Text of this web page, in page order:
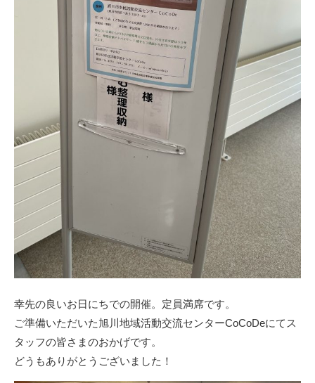
幸先の良いお日にちでの開催。定員満席です。
ご準備いただいた旭川地域活動交流センターCoCoDeにてス
タッフの皆さまのおかげです。
どうもありがとうございました！